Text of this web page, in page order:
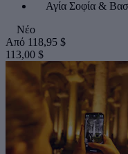
Αγία Σοφία &
Νέο
Από 118,95 $
113,00 $